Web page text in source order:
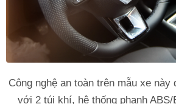
Công nghệ an toàn trên mẫu xe
với 2 túi khí, hệ thống phanh